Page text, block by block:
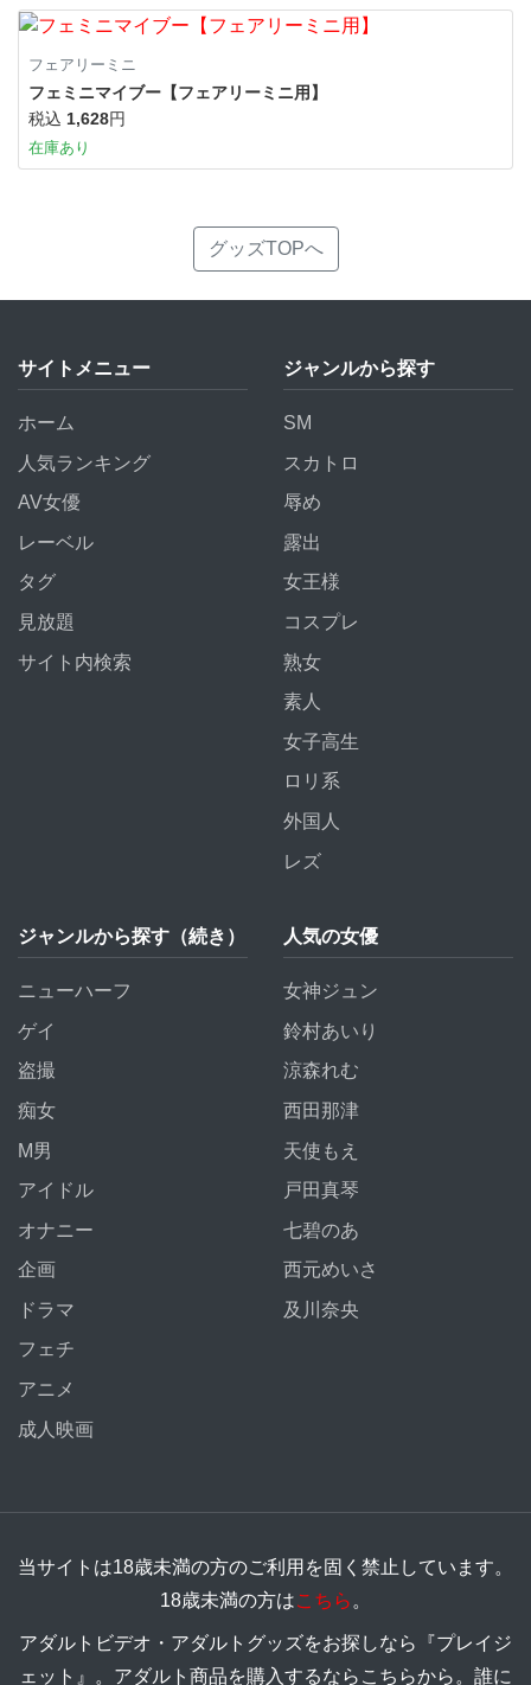
フェアリーミニ
フェミニマイブー【フェアリーミニ用】
税込 1,628円
在庫あり
グッズTOPへ
サイトメニュー
ホーム
人気ランキング
AV女優
レーベル
タグ
見放題
サイト内検索
ジャンルから探す
SM
スカトロ
辱め
露出
女王様
コスプレ
熟女
素人
女子高生
ロリ系
外国人
レズ
ジャンルから探す（続き）
ニューハーフ
ゲイ
盗撮
痴女
M男
アイドル
オナニー
企画
ドラマ
フェチ
アニメ
成人映画
人気の女優
女神ジュン
鈴村あいり
涼森れむ
西田那津
天使もえ
戸田真琴
七碧のあ
西元めいさ
及川奈央
当サイトは18歳未満の方のご利用を固く禁止しています。
18歳未満の方はこちら 。
アダルトビデオ・アダルトグッズをお探しなら『プレイジ
ェット』。アダルト商品を購入するならこちらから。誰に